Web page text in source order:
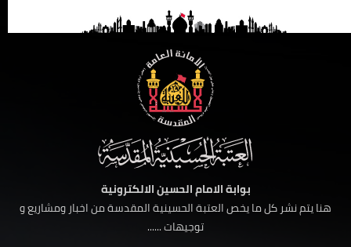
بوابة الامام الحسين الالكترونية
هنا يتم نشر كل ما يخص العتبة الحسينية المقدسة من اخبار ومشاريع و
توجيهات ......